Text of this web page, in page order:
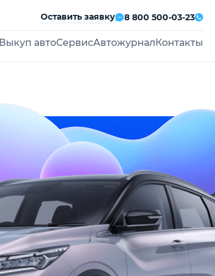
Оставить заявку 8 800 500-03-23
Выкуп автоСервисАвтожурнал Контакты